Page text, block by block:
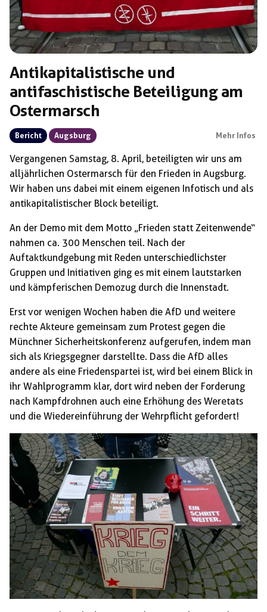
Antikapitalistische und
antifaschistische Beteiligung am
Ostermarsch
Bericht Augsburg Mehr Infos
Vergangenen Samstag, 8. April, beteiligten wir uns am
alljährlichen Ostermarsch für den Frieden in Augsburg.
Wir haben uns dabei mit einem eigenen Infotisch und als
antikapitalistischer Block beteiligt.
An der Demo mit dem Motto „Frieden statt Zeitenwende“
nahmen ca. 300 Menschen teil. Nach der
Auftaktkundgebung mit Reden unterschiedlichster
Gruppen und Initiativen ging es mit einem lautstarken
und kämpferischen Demozug durch die Innenstadt.
Erst vor wenigen Wochen haben die AfD und weitere
rechte Akteure gemeinsam zum Protest gegen die
Münchner Sicherheitskonferenz aufgerufen, indem man
sich als Kriegsgegner darstellte. Dass die AfD alles
andere als eine Friedenspartei ist, wird bei einem Blick in
ihr Wahlprogramm klar, dort wird neben der Forderung
nach Kampfdrohnen auch eine Erhöhung des Weretats
und die Wiedereinführung der Wehrpflicht gefordert!